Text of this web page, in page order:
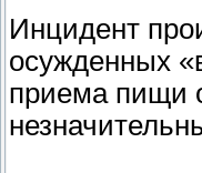
Инцидент
осужденных
приема пищи